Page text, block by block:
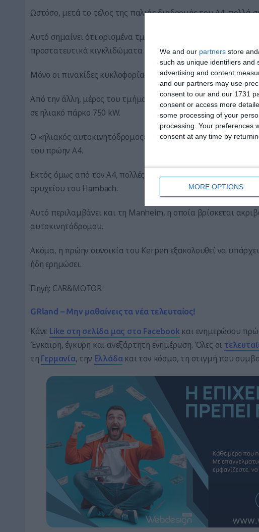
We and our partners store
such as unique identifiers and
advertising and content
and our partners may use
consent to our and our 1731
consent or access more
some processing of your
processing. Your preferences
consent at any time by
MORE OPTIONS
Ωστόσο, μετά το τέλος της παλιάς διαδρομής του Α4, πολλά
Αυτό σημαίνει ότι ορισμένα τμήματα του
προστατευτικά κιγκλιδώματα και τις γέφυρες διέλευσης.
Μόνο οι πινακίδες κυκλοφορίας αφαιρέθηκαν.
Από την άλλη, μέρος του τμήματος του πρώην
σε ηλιακό πάρκο 750 kW.
O «ηλιακός αυτοκινητόδρομος» αποτελείται από 2.820
του πρώην Α4.
Εκτός όμως από τον Α4, πολλές πόλεις και χωριά
ορυχείου του Hambach.
Αυτό περιλαμβάνει και τη Manheim, η οποία βρίσκεται
αυτοκινητόδρομου.
Ακόμα, η πρώην συνοικία του Kerpen εξακολουθεί να
ήδη ερημώσει.
Πηγή: CAR&MOTOR
GRland – Μην μαθαίνεις τα νέα τελευταίος!
Κάνε Like στη σελίδα μας στο Facebookκαι ενημερώσου
Έγκαιρη, έγκυρη και ανεξάρτητη ενημέρωση. Όλες οι
τη Γερμανία, την Ελλάδα και τον κόσμο, τη στιγμή που